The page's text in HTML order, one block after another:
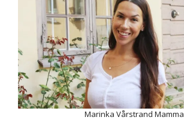
Marinka Vårstrand Mamma